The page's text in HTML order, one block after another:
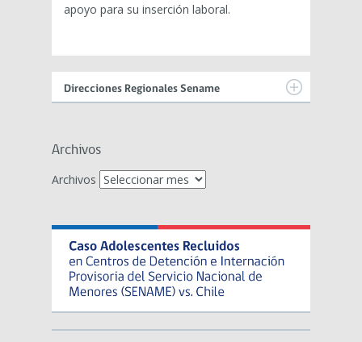
apoyo para su inserción laboral.
Direcciones Regionales Sename
Archivos
Archivos